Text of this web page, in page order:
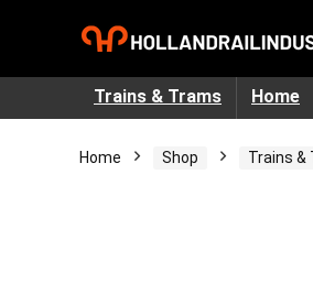
Trains & Trams Home
Home Shop Trains &